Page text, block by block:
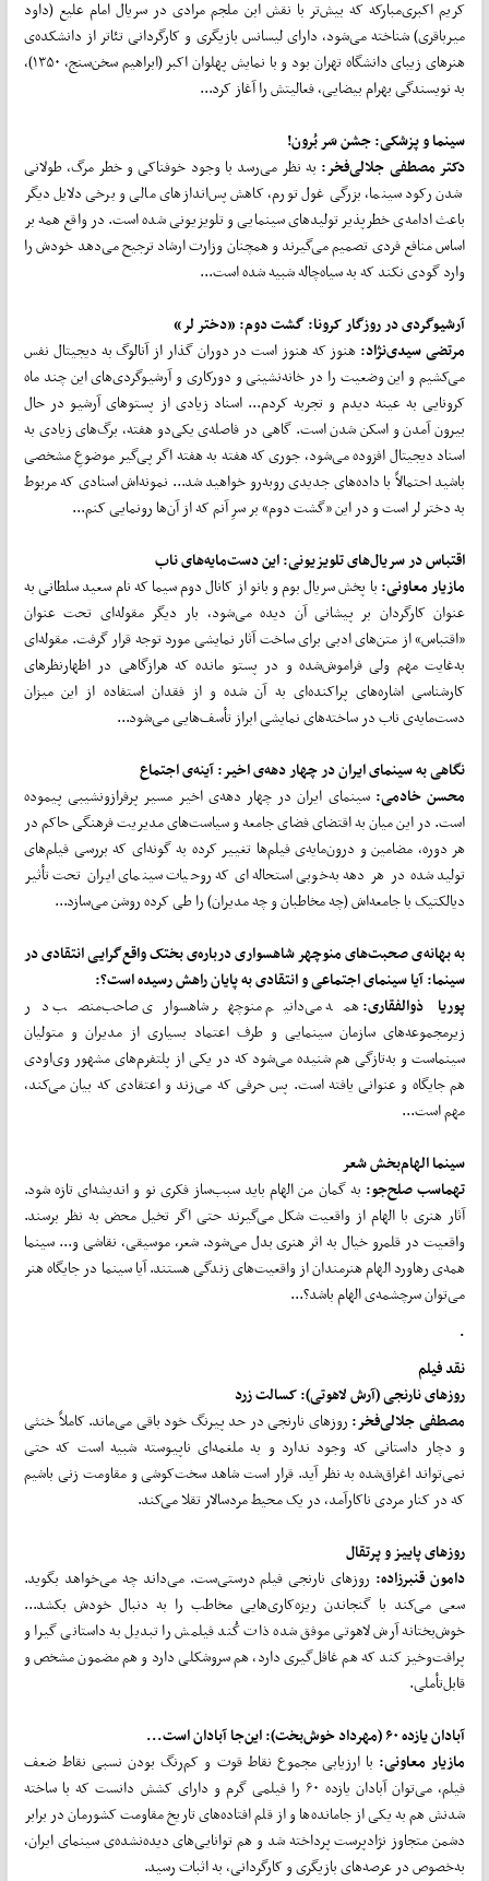
کریم اکبری‌مبارکه که بیش‌تر با نقش ابن ملجم مرادی در سریال امام علیع (داود
میرباقری) شناخته می‌شود، دارای لیسانس بازیگری و کارگردانی تئاتر از دانشکده‌ی
هنرهای زیبای دانشگاه تهران بود و با نمایش پهلوان اکبر (ابراهیم سخن‌سنج، ۱۳۵۰)،
به نویسندگی بهرام بیضایی، فعالیتش را آغاز کرد...
سینما و پزشکی: جشن سَر بُرون!
دکتر مصطفی جلالی‌فخر:به نظر می‌رسد با وجود خوفناکی و خطر مرگ، طولانی
شدن رکود سینما، بزرگی غول تورم، کاهش پس‌اندازهای مالی و برخی دلایل دیگر
باعث ادامه‌ی خطرپذیر تولیدهای سینمایی و تلویزیونی شده است. در واقع همه بر
اساس منافع فردی تصمیم می‌گیرند و همچنان وزارت ارشاد ترجیح می‌دهد خودش را
وارد گودی نکند که به سیاه‌چاله شبیه شده است...
آرشیوگردی در روزگار کرونا: گشت دوم: «دختر لر»
مرتضی سیدی‌نژاد:هنوز که هنوز است در دوران گذار از آنالوگ به دیجیتال نفس
می‌کشیم و این وضعیت را در خانه‌نشینی و دورکاری و آرشیوگردی‌های این چند ماه
کرونایی به عینه دیدم و تجربه کردم... اسناد زیادی از پستوهای آرشیو در حال
بیرون آمدن و اسکن شدن است. گاهی در فاصله‌ی یکی‌دو هفته، برگ‌های زیادی به
اسناد دیجیتال افزوده می‌شود، جوری که هفته به هفته اگر پی‌گیر موضوعِ مشخصی
باشید احتمالاً با داده‌های جدیدی روبه‌رو خواهید شد... نمونه‌اش اسنادی که مربوط
به دختر لر است و در این «گشت دوم» بر سرِ آنم که از آن‌ها رونمایی کنم...
اقتباس در سریال‌های تلویزیونی: این دست‌مایه‌های ناب
مازیار معاونی:با پخش سریال بوم و بانو از کانال دوم سیما که نام سعید سلطانی به
عنوان کارگردان بر پیشانی آن دیده می‌شود، بار دیگر مقوله‌ای تحت عنوان
«اقتباس» از متن‌های ادبی برای ساخت آثار نمایشی مورد توجه قرار گرفت. مقوله‌ای
به‌غایت مهم ولی فراموش‌شده و در پستو مانده که هرازگاهی در اظهارنظرهای
کارشناسی اشاره‌های پراکنده‌ای به آن شده و از فقدان استفاده از این میزان
دست‌مایه‌ی ناب در ساخته‌های نمایشی ابراز تأسف‌هایی می‌شود...
نگاهی به سینمای ایران در چهار دهه‌ی اخیر: آینه‌ی اجتماع
محسن خادمی:سینمای ایران در چهار دهه‌ی اخیر مسیر پرفرازونشیبی پیموده
است. در این میان به اقتضای فضای جامعه و سیاست‌های مدیریت فرهنگی حاکم در
هر دوره، مضامین و درون‌مایه‌ی فیلم‌ها تغییر کرده به گونه‌ای که بررسی فیلم‌های
تولیدشده در هر دهه به‌خوبی استحاله‌ای که روحیات سینمای ایران تحت تأثیر
دیالکتیک با جامعه‌اش (چه مخاطبان و چه مدیران) را طی کرده روشن می‌سازد...
به بهانه‌ی صحبت‌های منوچهر شاهسواری درباره‌ی بختک واقع‌گرایی انتقادی در
سینما: آیا سینمای اجتماعی و انتقادی به پایان راهش رسیده است؟:
پوریا ذوالفقاری:همه می‌دانیم منوچهر شاهسواری صاحب‌منصب در
زیرمجموعه‌های سازمان سینمایی و طرف اعتماد بسیاری از مدیران و متولیان
سینماست و به‌تازگی هم شنیده می‌شود که در یکی از پلتفرم‌های مشهور وی‌اودی
هم جایگاه و عنوانی یافته است. پس حرفی که می‌زند و اعتقادی که بیان می‌کند،
مهم است...
سینما الهام‌بخش شعر
تهماسب صلح‌جو:به گمان من الهام باید سبب‌ساز فکری نو و اندیشه‌ای تازه شود.
آثار هنری با الهام از واقعیت شکل می‌گیرند حتی اگر تخیل محض به نظر برسند.
واقعیت در قلمرو خیال به اثر هنری بدل می‌شود. شعر، موسیقی، نقاشی و... سینما
همه‌ی رهاورد الهام هنرمندان از واقعیت‌های زندگی هستند. آیا سینما در جایگاه هنر
می‌توان سرچشمه‌ی الهام باشد؟...
نقد فیلم
روزهای نارنجی (آرش لاهوتی): کسالت زرد
مصطفی جلالی‌فخر:روزهای نارنجی در حد پیرنگ خود باقی می‌ماند. کاملاً خنثی
و دچار داستانی که وجود ندارد و به ملغمه‌ای ناپیوسته شبیه است که حتی
نمی‌تواند اغراق‌شده به نظر آید. قرار است شاهد سخت‌کوشی و مقاومت زنی باشیم
که در کنار مردی ناکارآمد، در یک محیط مردسالار تقلا می‌کند.
روزهای پاییز و پرتقال
دامون قنبرزاده:روزهای نارنجی فیلم درستی‌ست. می‌داند چه می‌خواهد بگوید.
سعی می‌کند با گنجاندن ریزه‌کاری‌هایی مخاطب را به دنبال خودش بکشد...
خوش‌بختانه آرش لاهوتی موفق شده ذات کُند فیلمش را تبدیل به داستانی گیرا و
پرافت‌وخیز کند که هم غافل‌گیری دارد، هم سروشکلی دارد و هم مضمون مشخص و
قابل‌تأملی.
آبادان یازده ۶۰ (مهرداد خوش‌بخت): این‌جا آبادان است...
مازیار معاونی:با ارزیابی مجموع نقاط قوت و کم‌رنگ بودن نسبی نقاط ضعف
فیلم، می‌توان آبادان یازده ۶۰ را فیلمی گرم و دارای کشش دانست که با ساخته
شدنش هم به یکی از جامانده‌ها و از قلم افتاده‌های تاریخ مقاومت کشورمان در برابر
دشمن متجاوز نژادپرست پرداخته شد و هم توانایی‌های دیده‌نشده‌ی سینمای ایران،
به‌خصوص در عرصه‌های بازیگری و کارگردانی، به اثبات رسید.